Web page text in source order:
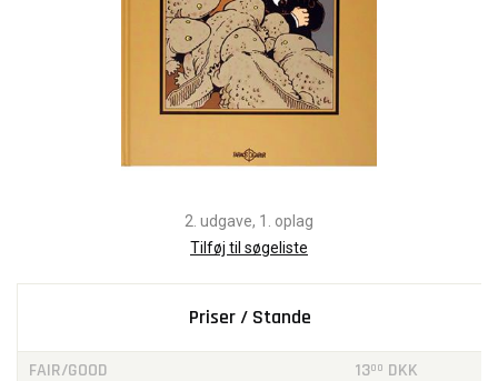
2. udgave, 1. oplag
Tilføj til søgeliste
Priser / Stande
FAIR/GOOD 1300 DKK